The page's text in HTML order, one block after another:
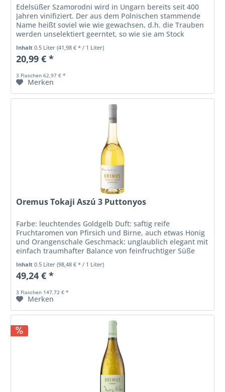
Edelsüßer Szamorodni wird in Ungarn bereits seit 400
Jahren vinifiziert. Der aus dem Polnischen stammende
Name heißt soviel wie wie gewachsen, d.h. die Trauben
werden unselektiert geerntet, so wie sie am Stock
vorkommen. Dabei muss der...
Inhalt0.5 Liter(41,98 € * / 1 Liter)
20,99 € *
3 Flaschen 62,97 € *
Merken
Oremus Tokaji Aszú 3 Puttonyos
Farbe: leuchtendes Goldgelb Duft: saftig reife
Fruchtaromen von Pfirsich und Birne, auch etwas Honig
und Orangenschale Geschmack: unglaublich elegant mit
einfach traumhafter Balance von feinfruchtiger Süße
Inhalt0.5 Liter(98,48 € * / 1 Liter)
49,24 € *
3 Flaschen 147,72 € *
Merken